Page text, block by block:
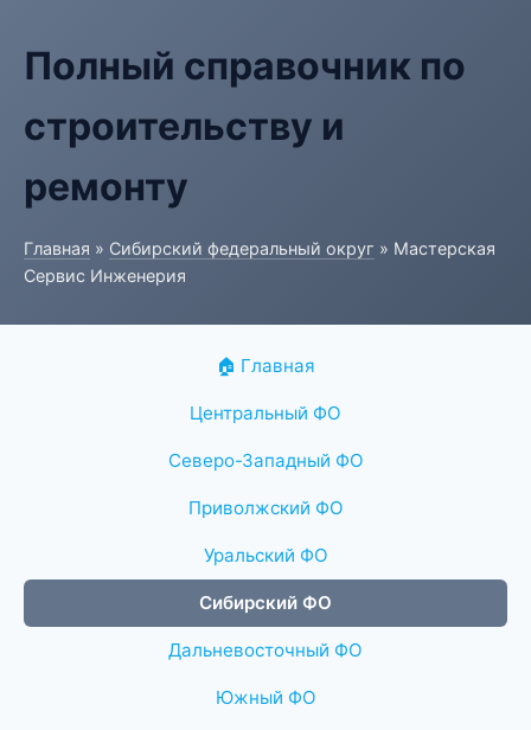
Полный справочник по
строительству и
ремонту
Главная » Сибирский федеральный округ » Мастерская
Сервис Инженерия
🏠 Главная
Центральный ФО
Северо-Западный ФО
Приволжский ФО
Уральский ФО
Сибирский ФО
Дальневосточный ФО
Южный ФО